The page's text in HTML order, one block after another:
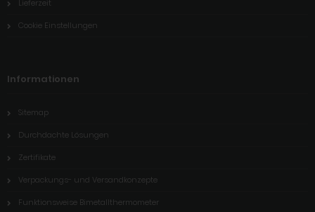
Lieferzeit
Cookie Einstellungen
Informationen
Sitemap
Durchdachte Lösungen
Zertifikate
Verpackungs- und Versandkonzepte
Funktionsweise Bimetallthermometer